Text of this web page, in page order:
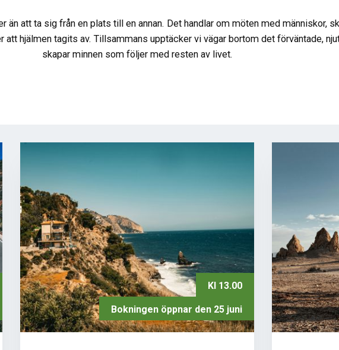
än att ta sig från en plats till en annan. Det handlar om möten med människor,
hjälmen tagits av. Tillsammans upptäcker vi vägar bortom det förväntade,
skapar minnen som följer med resten av livet.
Kl 13.00
Bokningen öppnar den 25 juni